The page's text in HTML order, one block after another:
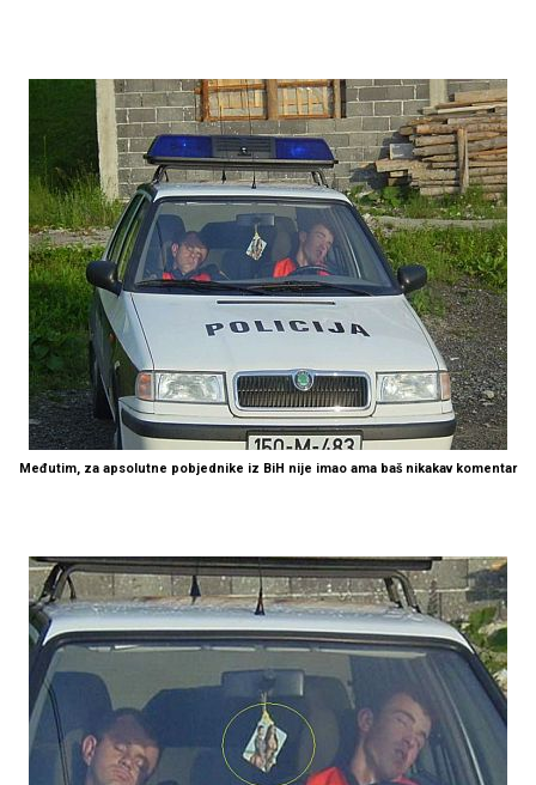
Međutim, za apsolutne pobjednike iz BiH nije imao ama baš nikakav komentar